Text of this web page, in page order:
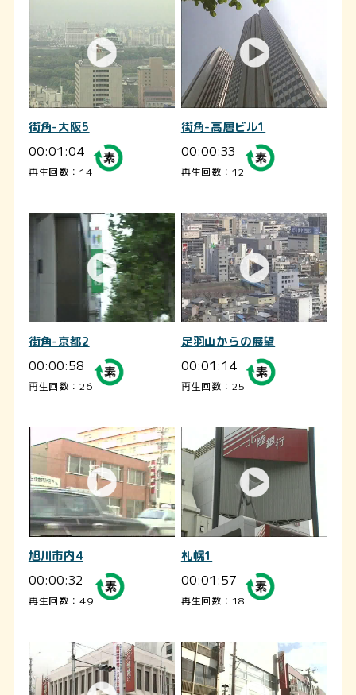
街角-大阪5
00:01:04
再生回数：14
街角-高層ビル1
00:00:33
再生回数：12
街角-京都2
00:00:58
再生回数：26
足羽山からの展望
00:01:14
再生回数：25
旭川市内4
00:00:32
再生回数：49
札幌1
00:01:57
再生回数：18